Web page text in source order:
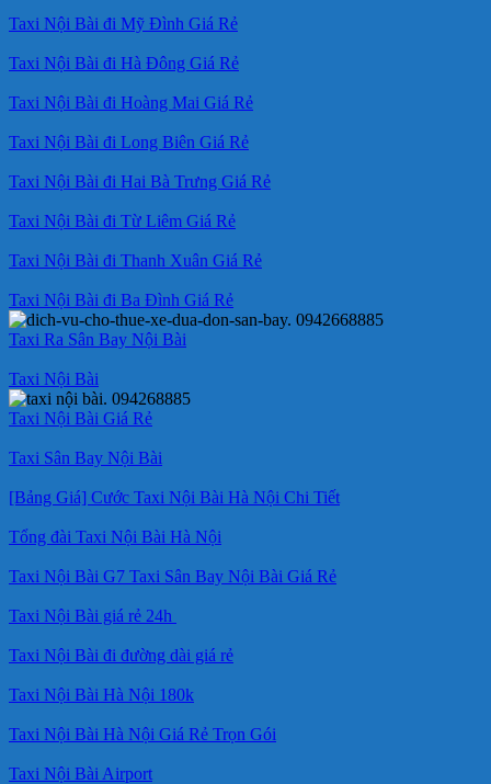
Taxi Nội Bài đi Mỹ Đình Giá Rẻ
Taxi Nội Bài đi Hà Đông Giá Rẻ
Taxi Nội Bài đi Hoàng Mai Giá Rẻ
Taxi Nội Bài đi Long Biên Giá Rẻ
Taxi Nội Bài đi Hai Bà Trưng Giá Rẻ
Taxi Nội Bài đi Từ Liêm Giá Rẻ
Taxi Nội Bài đi Thanh Xuân Giá Rẻ
Taxi Nội Bài đi Ba Đình Giá Rẻ
Taxi Ra Sân Bay Nội Bài
Taxi Nội Bài
Taxi Nội Bài Giá Rẻ
Taxi Sân Bay Nội Bài
[Bảng Giá] Cước Taxi Nội Bài Hà Nội Chi Tiết
Tổng đài Taxi Nội Bài Hà Nội
Taxi Nội Bài G7 Taxi Sân Bay Nội Bài Giá Rẻ
Taxi Nội Bài giá rẻ 24h
Taxi Nội Bài đi đường dài giá rẻ
Taxi Nội Bài Hà Nội 180k
Taxi Nội Bài Hà Nội Giá Rẻ Trọn Gói
Taxi Nội Bài Airport